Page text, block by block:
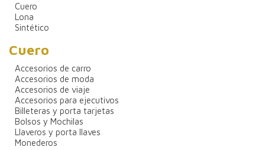
Cuero
Lona
Sintético
Cuero
Accesorios de carro
Accesorios de moda
Accesorios de viaje
Accesorios para ejecutivos
Billeteras y porta tarjetas
Bolsos y Mochilas
Llaveros y porta llaves
Monederos